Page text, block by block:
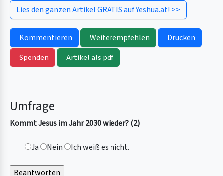
Lies den ganzen Artikel GRATIS auf Yeshua.at! >>
Kommentieren Weiterempfehlen
Drucken
Spenden
Artikel als pdf
Umfrage
Kommt Jesus im Jahr 2030 wieder? (2)
Ja Nein Ich weiß es nicht.